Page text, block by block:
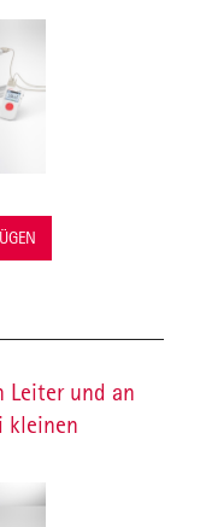
Leiter und an
kleinen